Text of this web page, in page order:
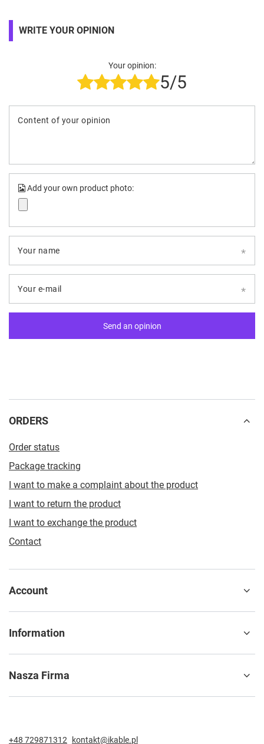
WRITE YOUR OPINION
Your opinion:
5/5
Content of your opinion
Add your own product photo:
Your name
Your e-mail
Send an opinion
ORDERS
Order status
Package tracking
I want to make a complaint about the product
I want to return the product
I want to exchange the product
Contact
Account
Information
Nasza Firma
+48 729871312 kontakt@ikable.pl